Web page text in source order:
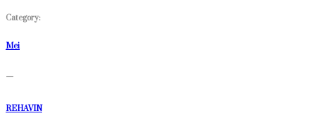
Category:
Mei
—
REHAVIN